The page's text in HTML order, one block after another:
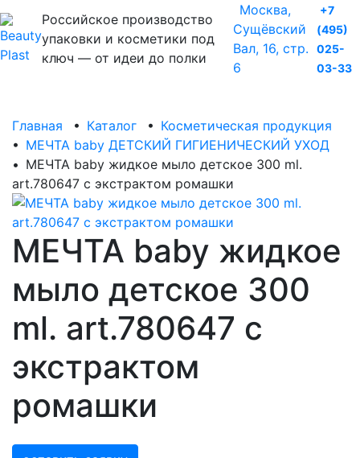
Российское производство
упаковки и косметики под
ключ — от идеи до полки
Москва,
Сущёвский
Вал, 16, стр.
6
+7
(495)
025-
03-33
Главная • Каталог • Косметическая продукция
• МЕЧТА baby ДЕТСКИЙ ГИГИЕНИЧЕСКИЙ УХОД
• МЕЧТА baby жидкое мыло детское 300 ml.
art.780647 с экстрактом ромашки
МЕЧТА baby жидкое
мыло детское 300
ml. art.780647 с
экстрактом
ромашки